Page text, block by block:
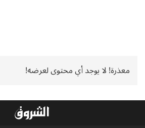
معذرة! لا يوجد أي محتوى لعرضه!